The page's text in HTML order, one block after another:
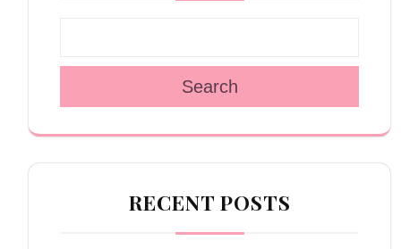
Search
RECENT POSTS